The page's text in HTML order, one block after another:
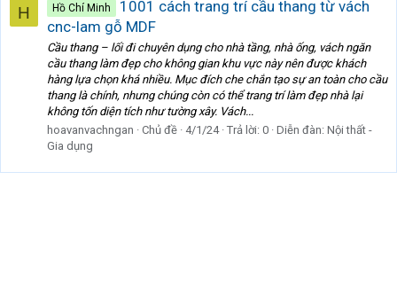
H Hồ Chí Minh
1001 cách trang trí cầu thang từ vách
cnc-lam gỗ MDF
Cầu thang – lối đi chuyên dụng cho nhà tầng, nhà ống, vách ngăn
cầu thang làm đẹp cho không gian khu vực này nên được khách
hàng lựa chọn khá nhiều. Mục đích che chắn tạo sự an toàn cho cầu
thang là chính, nhưng chúng còn có thể trang trí làm đẹp nhà lại
không tốn diện tích như tường xây. Vách...
hoavanvachngan
Chủ đề 4/1/24 Trả lời: 0 Diễn đàn: Nội thất -
Gia dụng